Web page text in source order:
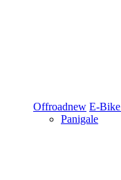
Offroadnew E-Bike
Panigale